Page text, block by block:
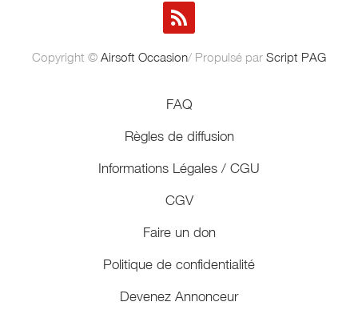
Copyright © Airsoft Occasion/ Propulsé par Script PAG
FAQ
Règles de diffusion
Informations Légales / CGU
CGV
Faire un don
Politique de confidentialité
Devenez Annonceur